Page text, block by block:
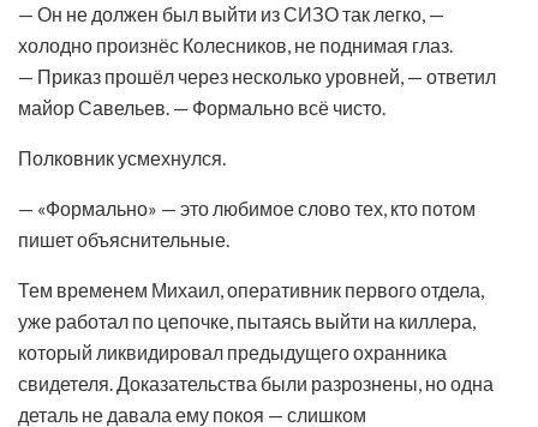
— Он не должен был выйти из СИЗО так легко, —
холодно произнёс Колесников, не поднимая глаз.
— Приказ прошёл через несколько уровней, — ответил
майор Савельев. — Формально всё чисто.
Полковник усмехнулся.
— «Формально» — это любимое слово тех, кто потом
пишет объяснительные.
Тем временем Михаил, оперативник первого отдела,
уже работал по цепочке, пытаясь выйти на киллера,
который ликвидировал предыдущего охранника
свидетеля. Доказательства были разрознены, но одна
деталь не давала ему покоя — слишком